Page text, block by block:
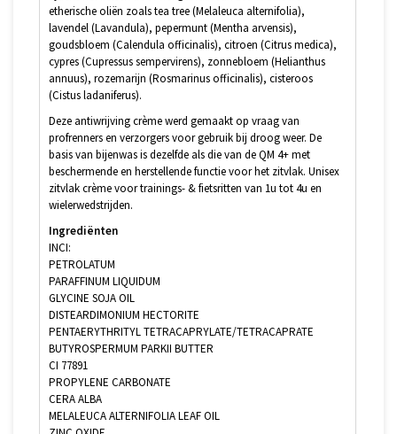
etherische oliën zoals tea tree (Melaleuca alternifolia),
lavendel (Lavandula), pepermunt (Mentha arvensis),
goudsbloem (Calendula officinalis), citroen (Citrus medica),
cypres (Cupressus sempervirens), zonnebloem (Helianthus
annuus), rozemarijn (Rosmarinus officinalis), cisteroos
(Cistus ladaniferus).
Deze antiwrijving crème werd gemaakt op vraag van
profrenners en verzorgers voor gebruik bij droog weer. De
basis van bijenwas is dezelfde als die van de QM 4+ met
beschermende en herstellende functie voor het zitvlak. Unisex
zitvlak crème voor trainings- & fietsritten van 1u tot 4u en
wielerwedstrijden.
Ingrediënten
INCI:
PETROLATUM
PARAFFINUM LIQUIDUM
GLYCINE SOJA OIL
DISTEARDIMONIUM HECTORITE
PENTAERYTHRITYL TETRACAPRYLATE/TETRACAPRATE
BUTYROSPERMUM PARKII BUTTER
CI 77891
PROPYLENE CARBONATE
CERA ALBA
MELALEUCA ALTERNIFOLIA LEAF OIL